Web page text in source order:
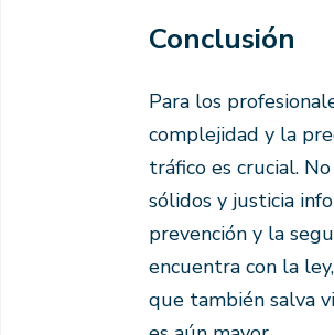
Conclusión
Para los
complejidad y la
tráfico es crucial.
sólidos y justicia
prevención y la
encuentra con la
que también salva